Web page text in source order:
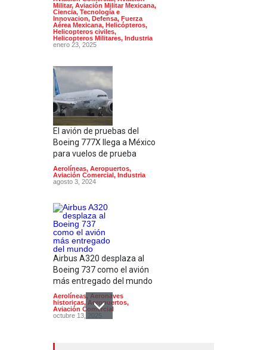
Militar, Aviación Militar Mexicana,
Ciencia, Tecnología e
Innovacion, Defensa, Fuerza
Aérea Mexicana, Helicópteros,
Helicopteros civiles,
Helicopteros Militares, Industria
enero 23, 2025
El avión de pruebas del
Boeing 777X llega a México
para vuelos de prueba
Aerolíneas, Aeropuertos,
Aviación Comercial, Industria
agosto 3, 2024
Airbus A320 desplaza al
Boeing 737 como el avión
más entregado del mundo
Aerolíneas, Aeronaves
historicas, Aeropuertos,
Aviación Comercial
octubre 13, 2025